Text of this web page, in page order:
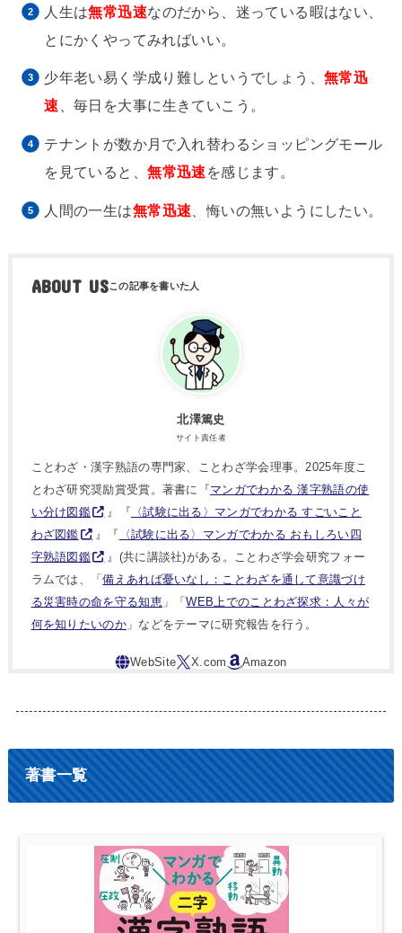
人生は無常迅速なのだから、迷っている暇はない、
とにかくやってみればいい。
少年老い易く学成り難しというでしょう、無常迅
速 、毎日を大事に生きていこう。
テナントが数か月で入れ替わるショッピングモール
を見ていると、無常迅速 を感じます。
人間の一生は無常迅速 、悔いの無いようにしたい。
ABOUT US
北澤篤史
サイト責任者
ことわざ・漢字熟語の専門家、ことわざ学会理事。2025年度こ
とわざ研究奨励賞受賞。著書に『マンガでわかる 漢字熟語の使
い分け図鑑
』『 〈試験に出る〉マンガでわかる すごいこと
わざ図鑑
』『
〈試験に出る〉マンガでわかる おもしろい四
字熟語図鑑
』(共に講談社)がある。ことわざ学会研究フォー
ラムでは、「備えあれば憂いなし：ことわざを通して意識づけ
る災害時の命を守る知恵」「WEB上でのことわざ探求：人々が
何を知りたいのか」などをテーマに研究報告を行う。
著書一覧